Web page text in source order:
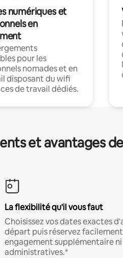
numériques et
en
pour les
nomades et en
disposant du wifi
de travail dédiés.
et avantages
La flexibilité qu'il vous faut
Choisissez vos dates exactes
départ puis réservez facilement
engagement supplémentaire
administratives.*